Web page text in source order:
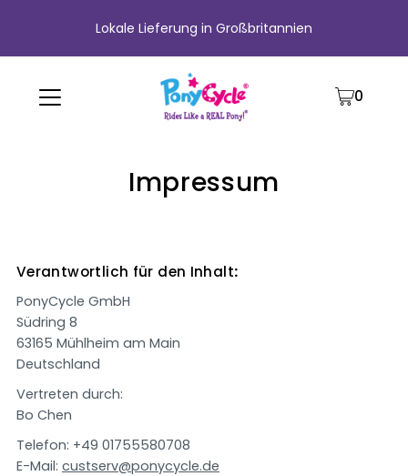
Lokale Lieferung in Großbritannien
0
Impressum
Verantwortlich für den Inhalt:
PonyCycle GmbH
Südring 8
63165 Mühlheim am Main
Deutschland
Vertreten durch:
Bo Chen
Telefon: +49 01755580708
E-Mail: custserv@ponycycle.de